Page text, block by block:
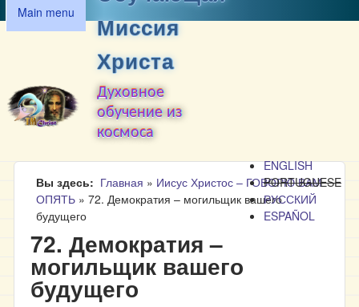
Перейти к основному
содержанию
MAIN MENU
Main menu
Миссия
Христа
Духовное
обучение из
космоса
ENGLISH
PORTUGUESE
РУССКИЙ
ESPAÑOL
Вы здесь Главная » Иисус Христос – ГОВОРЮ ВАМ
ОПЯТЬ » 72. Демократия – могильщик вашего
будущего
72. Демократия –
могильщик вашего
будущего